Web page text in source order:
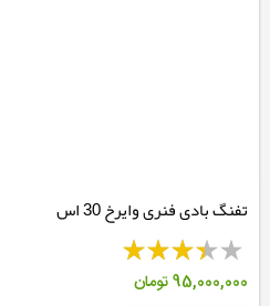
تفنگ بادی فنری وایرخ 30 اس
95,000,000تومان